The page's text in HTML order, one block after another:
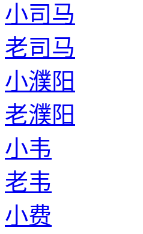
小司马
老司马
小濮阳
老濮阳
小韦
老韦
小费